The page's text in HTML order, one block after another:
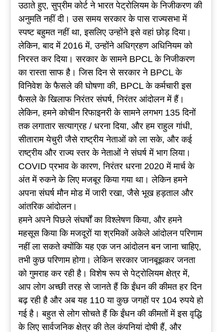
उठाते हुए, सुप्रीम कोर्ट ने भारत पेट्रोलियम के निजीकरण की
अनुमति नहीं दी। उस समय सरकार के पास राज्यसभा में
स्पष्ट बहुमत नहीं था, इसलिए उन्होंने इसे वहां छोड़ दिया।
लेकिन, बाद में 2016 में, उन्होंने अधिग्रहण अधिनियम को
निरस्त कर दिया। सरकार के सामने BPCL के निजीकरण
का रास्ता साफ है। जिस दिन से सरकार ने BPCL के
विनिवेश के फैसले की घोषणा की, BPCL के कर्मचारी इस
फैसले के खिलाफ निरंतर संघर्ष, निरंतर आंदोलन में हैं।
लेकिन, हमने कोचीन रिफाइनरी के सामने लगभग 135 दिनों
तक लगातार सत्याग्रह / धरना दिया, और हम राहुल गांधी,
सीताराम येचुरी जैसे राष्ट्रीय नेताओं को ला सके, और कई
राष्ट्रीय और राज्य स्तर के नेताओं ने संघर्ष में भाग लिया।
COVID प्रभाव के कारण, निरंतर धरना 2020 में मार्च के
अंत में रुकने के लिए मजबूर किया गया था। लेकिन हमने
अपना संघर्ष मौन मोड में जारी रखा, जैसे भूख हड़ताल और
आंतरिक आंदोलन।
हमने अपने पिछले संघर्षों का विश्लेषण किया, और हमने
महसूस किया कि मजदूरों या श्रमिकों अकेले आंदोलन परिणाम
नहीं ला सकते क्योंकि यह एक जन आंदोलन बन जाना चाहिए,
तभी कुछ परिणाम होगा। लेकिन सरकार जानबूझकर जनता
को गुमराह कर रही है। विशेष रूप से पेट्रोलियम क्षेत्र में,
आप लोग अच्छी तरह से जानते हैं कि ईंधन की कीमत हर दिन
बढ़ रही है और अब यह 110 या कुछ जगहों पर 104 रुपये हो
गई है। बहुत से लोग सोचते हैं कि ईंधन की कीमतों में इस वृद्धि
के लिए सार्वजनिक क्षेत्र की तेल कंपनियां दोषी हैं, और